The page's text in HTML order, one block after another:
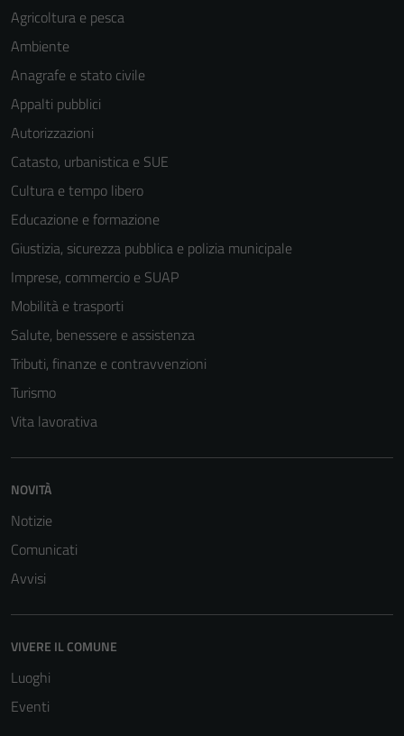
Agricoltura e pesca
Ambiente
Anagrafe e stato civile
Appalti pubblici
Autorizzazioni
Catasto, urbanistica e SUE
Cultura e tempo libero
Educazione e formazione
Giustizia, sicurezza pubblica e polizia municipale
Imprese, commercio e SUAP
Mobilità e trasporti
Salute, benessere e assistenza
Tributi, finanze e contravvenzioni
Turismo
Vita lavorativa
NOVITÀ
Notizie
Comunicati
Avvisi
VIVERE IL COMUNE
Luoghi
Eventi